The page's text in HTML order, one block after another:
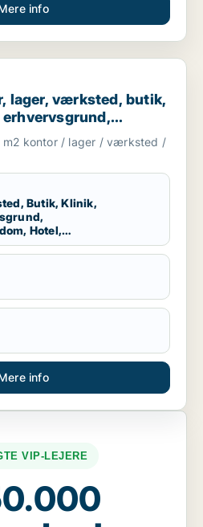
info
værksted, butik, klinik,
lager, værksted, butik,
hotel,
eller garage til salg i
Almind m.fl.
m2 kontor / lager / værksted /
Butik, Klinik,
Hotel,
info
VIP-LEJERE